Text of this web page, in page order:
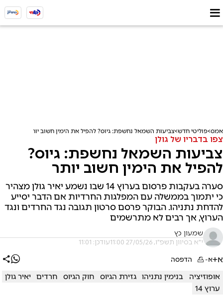
אמס פוליטי חדש צביעות השמאל נחשפת: גיוס? להפיל את הימין חשוב יותר
צפו בדבריו של גולן
צביעות השמאל נחשפת: גיוס?
להפיל את הימין חשוב יותר
סערה בעקבות פרסום בערוץ 14 שבו נשמע יאיר גולן מצהיר
כי יתמוך בממשלה עם המפלגות החרדיות אם הדבר יסייע
להדחת נתניהו. הבוקר פרסם סרטון תגובה נגד החרדים ונגד
הערוץ, אך רבים לא מתרשמים
שמעון כץ
י"א בסיוון תשפ"ו, 27/05/26 11:00 עודכן: 11:01
א+א- הדפסה
אופוזיציה בנימין נתניהו גזירת הגיוס חוק הגיוס חרדים
יאיר גולן
ערוץ 14